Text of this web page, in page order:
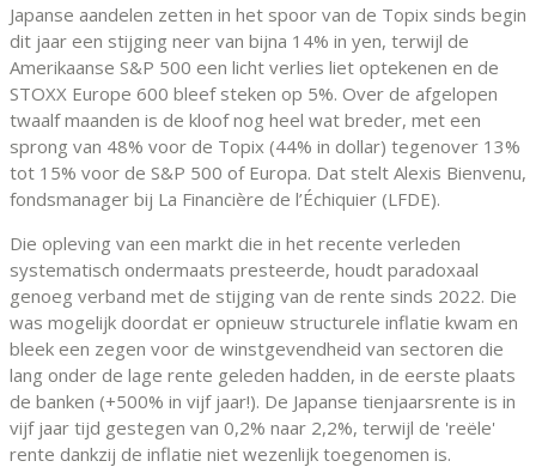
Japanse aandelen zetten in het spoor van de Topix sinds begin
dit jaar een stijging neer van bijna 14% in yen, terwijl de
Amerikaanse S&P 500 een licht verlies liet optekenen en de
STOXX Europe 600 bleef steken op 5%. Over de afgelopen
twaalf maanden is de kloof nog heel wat breder, met een
sprong van 48% voor de Topix (44% in dollar) tegenover 13%
tot 15% voor de S&P 500 of Europa. Dat stelt Alexis Bienvenu,
fondsmanager bij La Financière de l’Échiquier (LFDE).
Die opleving van een markt die in het recente verleden
systematisch ondermaats presteerde, houdt paradoxaal
genoeg verband met de stijging van de rente sinds 2022. Die
was mogelijk doordat er opnieuw structurele inflatie kwam en
bleek een zegen voor de winstgevendheid van sectoren die
lang onder de lage rente geleden hadden, in de eerste plaats
de banken (+500% in vijf jaar!). De Japanse tienjaarsrente is in
vijf jaar tijd gestegen van 0,2% naar 2,2%, terwijl de 'reële'
rente dankzij de inflatie niet wezenlijk toegenomen is.